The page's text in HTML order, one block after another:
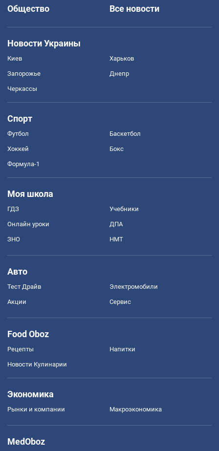
Общество
Все новости
Новости Украины
Киев Харьков
Запорожье Днепр
Черкассы
Спорт
Футбол Баскетбол
Хоккей Бокс
Формула-1
Моя школа
ГДЗ Учебники
Онлайн уроки ДПА
ЗНО НМТ
Авто
Тест Драйв Электромобили
Акции Сервис
Food Oboz
Рецепты Напитки
Новости Кулинарии
Экономика
Рынки и компании Mакроэкономика
MedOboz